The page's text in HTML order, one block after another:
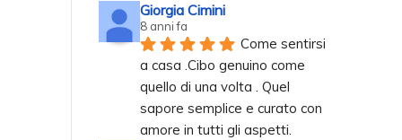
Giorgia Cimini
8 anni fa
Come sentirsi
a casa .Cibo genuino come
quello di una volta . Quel
sapore semplice e curato con
amore in tutti gli aspetti.